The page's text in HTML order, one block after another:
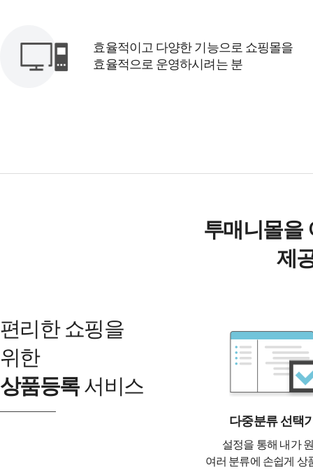
효율적이고 다양한 기능으로 쇼핑몰을
효율적으로 운영하시려는 분
투매니몰을
제
편리한 쇼핑을
위한
상품등록 서비스
다중분류 선택
설정을 통해 내가
여러 분류에 손쉽게 상